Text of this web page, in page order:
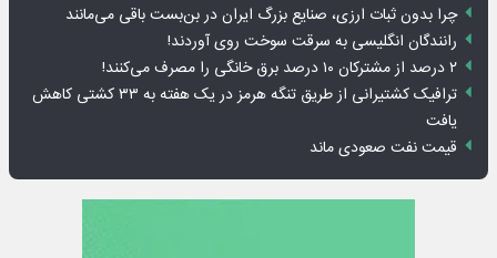
چرا بدون ثبات ارزی، صنایع بزرگ ایران در بن‌بست باقی می‌مانند
رانندگان انگلیسی به سرقت سوخت روی آوردند!
۲ درصد از مشترکان ۱۰ درصد برق خانگی را مصرف می‌کنند!
ترافیک کشتیرانی از طریق تنگه هرمز در یک هفته به ۳۳ کشتی کاهش
یافت
قیمت نفت صعودی ماند